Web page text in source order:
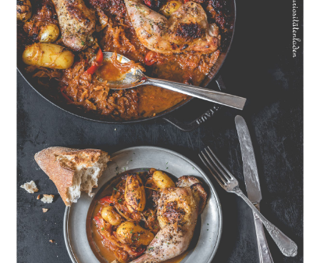
Geschmorte Hähnchenschenkel auf Paprikakraut und kleinen
Kartoffeln